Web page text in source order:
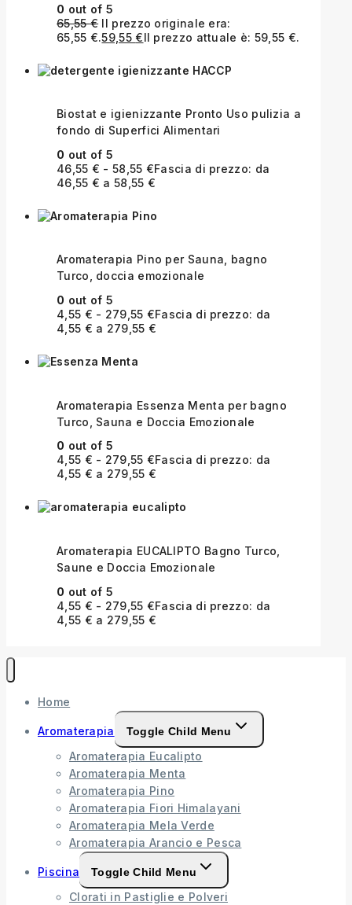
0 out of 5
65,55€ Il prezzo originale era:
65,55 €.59,55 €Il prezzo attuale è: 59,55 €.
Biostat e igienizzante Pronto Uso pulizia a
fondo di Superfici Alimentari
0 out of 5
46,55 € - 58,55 €Fascia di prezzo: da
46,55 € a 58,55 €
Aromaterapia Pino per Sauna, bagno
Turco, doccia emozionale
0 out of 5
4,55 € - 279,55 €Fascia di prezzo: da
4,55 € a 279,55 €
Aromaterapia Essenza Menta per bagno
Turco, Sauna e Doccia Emozionale
0 out of 5
4,55 € - 279,55 €Fascia di prezzo: da
4,55 € a 279,55 €
Aromaterapia EUCALIPTO Bagno Turco,
Saune e Doccia Emozionale
0 out of 5
4,55 € - 279,55 €Fascia di prezzo: da
4,55 € a 279,55 €
Home
Aromaterapia Toggle Child Menu
Aromaterapia Eucalipto
Aromaterapia Menta
Aromaterapia Pino
Aromaterapia Fiori Himalayani
Aromaterapia Mela Verde
Aromaterapia Arancio e Pesca
Piscina Toggle Child Menu
Clorati in Pastiglie e Polveri